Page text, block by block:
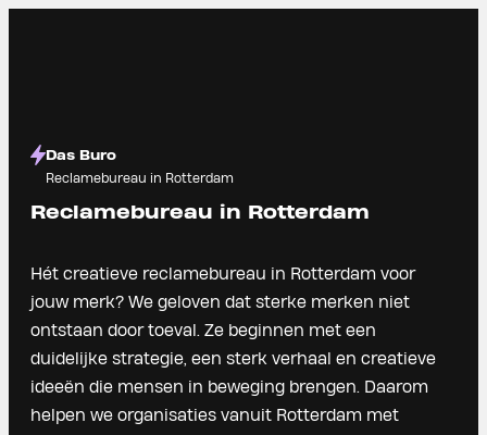
Das Buro
Reclamebureau in Rotterdam
Reclamebureau in Rotterdam
Hét creatieve reclamebureau in Rotterdam voor
jouw merk? We geloven dat sterke merken niet
ontstaan door toeval. Ze beginnen met een
duidelijke strategie, een sterk verhaal en creatieve
ideeën die mensen in beweging brengen. Daarom
helpen we organisaties vanuit Rotterdam met